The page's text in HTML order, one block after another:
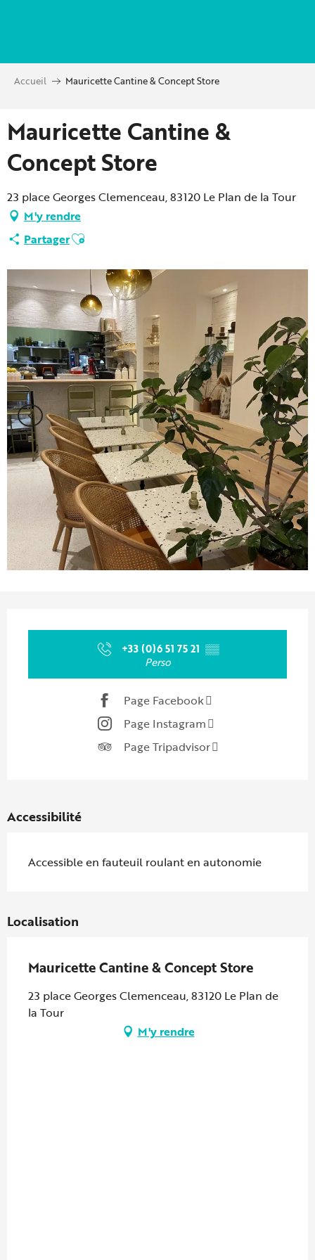
principal
Accueil Mauricette Cantine & Concept Store
Mauricette Cantine &
Concept Store
23 place Georges Clemenceau, 83120 Le Plan de la Tour
M'y rendre
PartagerAjouter aux favoris
+33 (0)6 51 75 21 ▒▒
Perso
Page Facebook
Page Instagram
Page Tripadvisor
Accessibilité
Accessible en fauteuil roulant en autonomie
Localisation
Mauricette Cantine & Concept Store
23 place Georges Clemenceau, 83120 Le Plan de
la Tour
M'y rendre